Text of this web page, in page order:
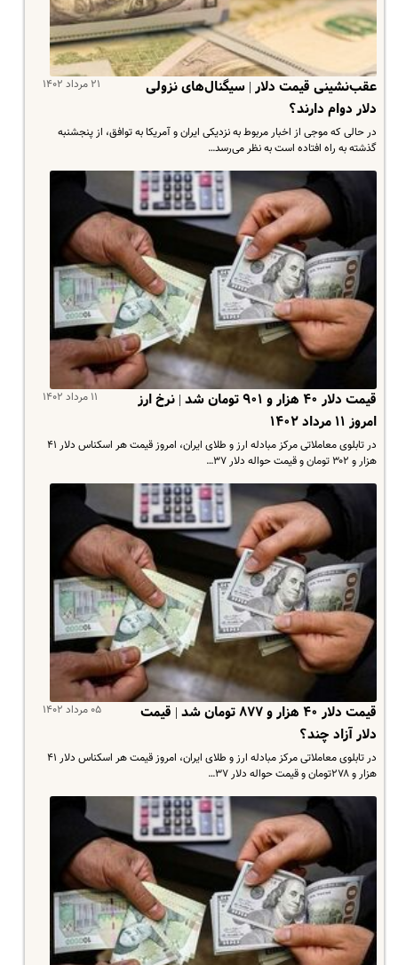
۲۱ مرداد ۱۴۰۲
عقب‌نشینی قیمت دلار | سیگنال‌های نزولی
دلار دوام دارند؟
در حالی که موجی از اخبار مربوط به نزدیکی ایران و آمریکا به توافق، از پنجشنبه
گذشته به راه افتاده است به نظر می‌رسد…
۱۱ مرداد ۱۴۰۲
قیمت دلار ۴۰ هزار و ۹۰۱ تومان شد | نرخ ارز
امروز ۱۱ مرداد ۱۴۰۲
در تابلوی معاملاتی مرکز مبادله ارز و طلای ایران، امروز قیمت هر اسکناس دلار ۴۱
هزار و ۳۰۲ تومان و قیمت حواله دلار ۳۷…
۰۵ مرداد ۱۴۰۲
قیمت دلار ۴۰ هزار و ۸۷۷ تومان شد | قیمت
دلار آزاد چند؟
در تابلوی معاملاتی مرکز مبادله ارز و طلای ایران، امروز قیمت هر اسکناس دلار ۴۱
هزار و ۲۷۸تومان و قیمت حواله دلار ۳۷…